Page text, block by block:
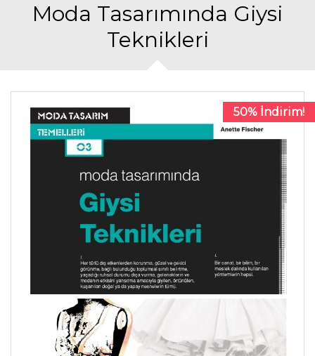
Moda Tasarımında Giysi
Teknikleri
50% İndirim!